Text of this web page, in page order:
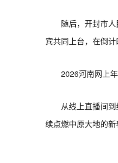
随后，开封市人
宾共同上台，在倒计
2026河南网上年
从线上直播间到
续点燃中原大地的